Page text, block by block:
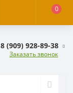
0
8 (909) 928-89-38
Заказать звонок